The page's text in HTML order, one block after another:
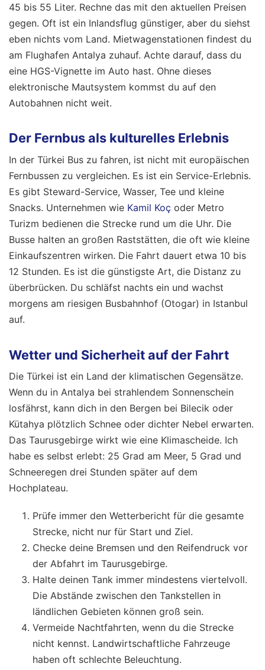
45 bis 55 Liter. Rechne das mit den aktuellen Preisen
gegen. Oft ist ein Inlandsflug günstiger, aber du siehst
eben nichts vom Land. Mietwagenstationen findest du
am Flughafen Antalya zuhauf. Achte darauf, dass du
eine HGS-Vignette im Auto hast. Ohne dieses
elektronische Mautsystem kommst du auf den
Autobahnen nicht weit.
Der Fernbus als kulturelles Erlebnis
In der Türkei Bus zu fahren, ist nicht mit europäischen
Fernbussen zu vergleichen. Es ist ein Service-Erlebnis.
Es gibt Steward-Service, Wasser, Tee und kleine
Snacks. Unternehmen wie Kamil Koç oder Metro
Turizm bedienen die Strecke rund um die Uhr. Die
Busse halten an großen Raststätten, die oft wie kleine
Einkaufszentren wirken. Die Fahrt dauert etwa 10 bis
12 Stunden. Es ist die günstigste Art, die Distanz zu
überbrücken. Du schläfst nachts ein und wachst
morgens am riesigen Busbahnhof (Otogar) in Istanbul
auf.
Wetter und Sicherheit auf der Fahrt
Die Türkei ist ein Land der klimatischen Gegensätze.
Wenn du in Antalya bei strahlendem Sonnenschein
losfährst, kann dich in den Bergen bei Bilecik oder
Kütahya plötzlich Schnee oder dichter Nebel erwarten.
Das Taurusgebirge wirkt wie eine Klimascheide. Ich
habe es selbst erlebt: 25 Grad am Meer, 5 Grad und
Schneeregen drei Stunden später auf dem
Hochplateau.
Prüfe immer den Wetterbericht für die gesamte
Strecke, nicht nur für Start und Ziel.
Checke deine Bremsen und den Reifendruck vor
der Abfahrt im Taurusgebirge.
Halte deinen Tank immer mindestens viertelvoll.
Die Abstände zwischen den Tankstellen in
ländlichen Gebieten können groß sein.
Vermeide Nachtfahrten, wenn du die Strecke
nicht kennst. Landwirtschaftliche Fahrzeuge
haben oft schlechte Beleuchtung.